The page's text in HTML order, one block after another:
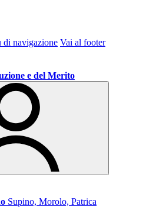
di navigazione Vai al footer
e del Merito
Supino, Morolo, Patrica